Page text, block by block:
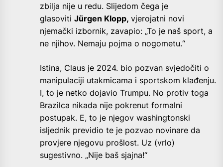
zbilja nije u redu. Slijedom čega je
glasoviti Jürgen Klopp, vjerojatni novi
njemački izbornik, zavapio: „To je naš sport, a
ne njihov. Nemaju pojma o nogometu.“
Istina, Claus je 2024. bio pozvan svjedočiti o
manipulaciji utakmicama i sportskom klađenju.
I, to je netko dojavio Trumpu. No protiv toga
Brazilca nikada nije pokrenut formalni
postupak. E, to je njegov washingtonski
isljednik previdio te je pozvao novinare da
provjere njegovu prošlost. Uz (vrlo)
sugestivno. „Nije baš sjajna!“